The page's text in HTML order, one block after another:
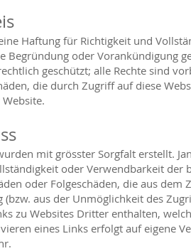
Haftung für Richtigkeit und
Begründung oder Vorankündigung
geschützt; alle Rechte sind
die durch Zugriff auf diese
mit grösster Sorgfalt erstellt.
oder Verwendbarkeit der
oder Folgeschäden, die aus
aus der Unmöglichkeit des
zu Websites Dritter enthalten,
eines Links erfolgt auf eigene